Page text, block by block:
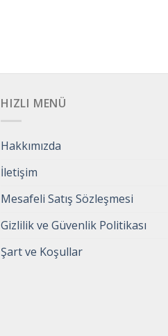
HIZLI MENÜ
Hakkımızda
İletişim
Mesafeli Satış Sözleşmesi
Gizlilik ve Güvenlik Politikası
Şart ve Koşullar